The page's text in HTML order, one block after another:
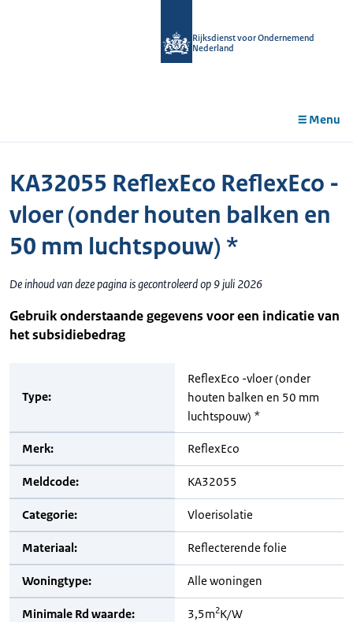
Rijksdienst voor Ondernemend
Nederland
Menu
KA32055 ReflexEco ReflexEco -
vloer (onder houten balken en
50 mm luchtspouw) *
De inhoud van deze pagina is gecontroleerd op 9 juli 2026
Gebruik onderstaande gegevens voor een indicatie van
het subsidiebedrag
Type:
ReflexEco -vloer (onder
houten balken en 50 mm
luchtspouw) *
Merk: ReflexEco
Meldcode: KA32055
Categorie: Vloerisolatie
Materiaal: Reflecterende folie
Woningtype: Alle woningen
Minimale Rd waarde: 3,5m2K/W